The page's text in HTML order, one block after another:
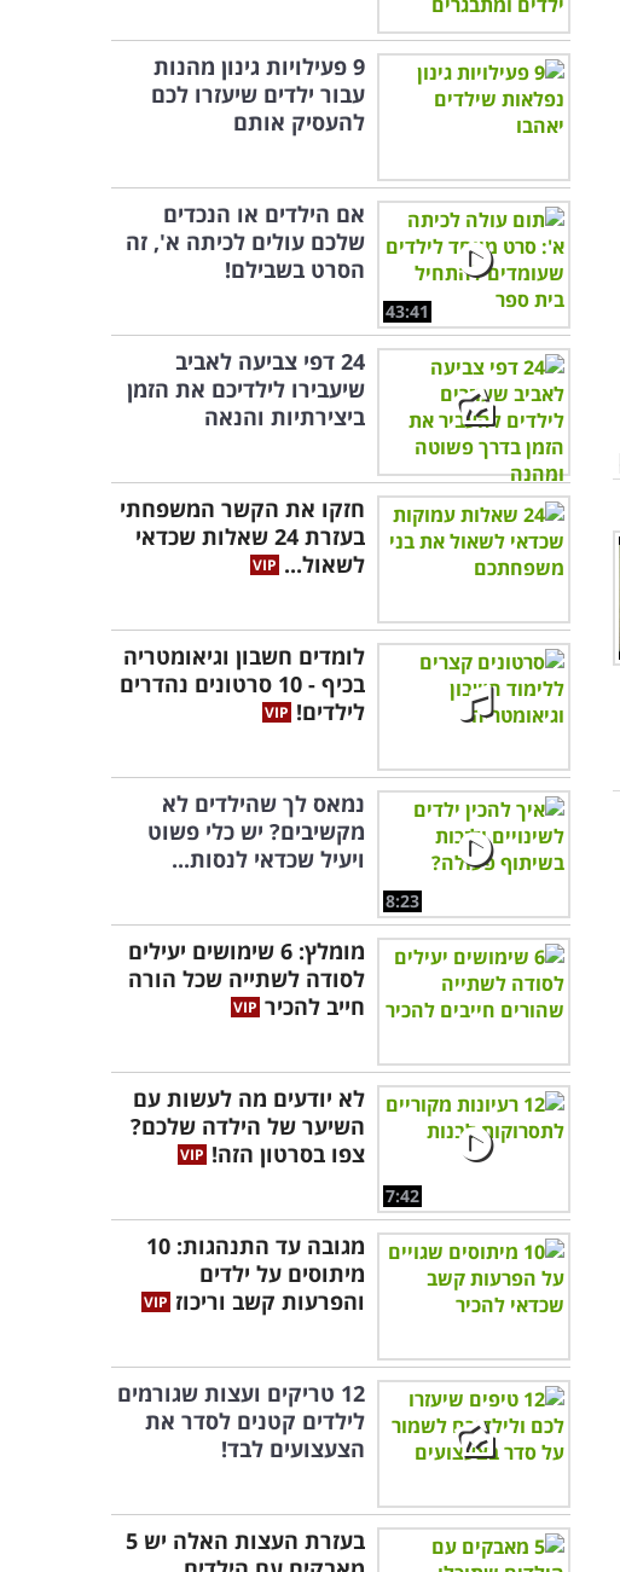
9 פעילויות גינון מהנות
עבור ילדים שיעזרו לכם
להעסיק אותם
43:41
אם הילדים או הנכדים
שלכם עולים לכיתה א', זה
הסרט בשבילם!
24 דפי צביעה לאביב
שיעבירו לילדיכם את הזמן
ביצירתיות והנאה
חזקו את הקשר המשפחתי
בעזרת 24 שאלות שכדאי
לשאול...
לומדים חשבון וגיאומטריה
בכיף - 10 סרטונים נהדרים
לילדים!
8:23
נמאס לך שהילדים לא
מקשיבים? יש כלי פשוט
ויעיל שכדאי לנסות...
מומלץ: 6 שימושים יעילים
לסודה לשתייה שכל הורה
חייב להכיר
7:42
לא יודעים מה לעשות עם
השיער של הילדה שלכם?
צפו בסרטון הזה!
מגובה עד התנהגות: 10
מיתוסים על ילדים
והפרעות קשב וריכוז
12 טריקים ועצות שגורמים
לילדים קטנים לסדר את
הצעצועים לבד!
בעזרת העצות האלה יש 5